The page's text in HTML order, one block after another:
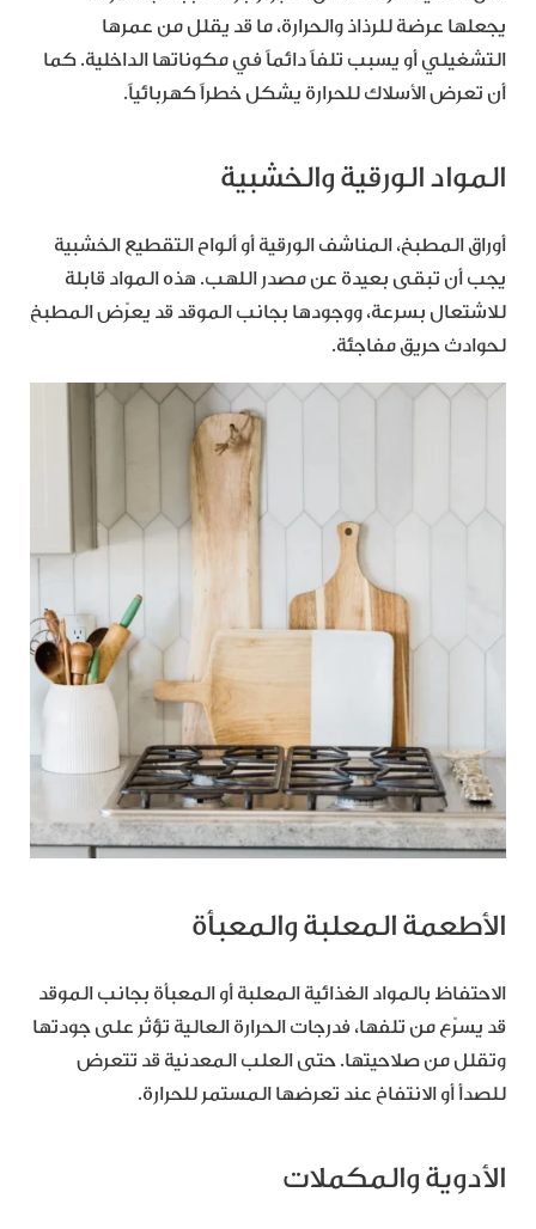
يجعلها عرضة للرذاذ والحرارة، ما قد يقلل من عمرها
التشغيلي أو يسبب تلفاً دائماً في مكوناتها الداخلية. كما
أن تعرض الأسلاك للحرارة يشكل خطراً كهربائياً.
المواد الورقية والخشبية
أوراق المطبخ، المناشف الورقية أو ألواح التقطيع الخشبية
يجب أن تبقى بعيدة عن مصدر اللهب. هذه المواد قابلة
للاشتعال بسرعة، ووجودها بجانب الموقد قد يعرّض المطبخ
لحوادث حريق مفاجئة.
الأطعمة المعلبة والمعبأة
الاحتفاظ بالمواد الغذائية المعلبة أو المعبأة بجانب الموقد
قد يسرّع من تلفها، فدرجات الحرارة العالية تؤثر على جودتها
وتقلل من صلاحيتها. حتى العلب المعدنية قد تتعرض
للصدأ أو الانتفاخ عند تعرضها المستمر للحرارة.
الأدوية والمكملات